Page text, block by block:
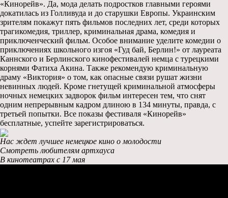
«Кинорейв». Да, мода делать подростков главными героями
докатилась из Голливуда и до старушки Европы. Украинским
зрителям покажут пять фильмов последних лет, среди которых
трагикомедия, триллер, криминальная драма, комедия и
приключенческий фильм. Особое внимание уделите комедии о
приключениях школьного изгоя «Гуд бай, Берлин!» от лауреата
Каннского и Берлинского кинофестивалей немца с турецкими
корнями Фатиха Акина. Также рекомендую криминальную
драму «Виктория» о том, как опасные связи рушат жизни
невинных людей. Кроме гнетущей криминальной атмосферы
ночных немецких задворок фильм интересен тем, что снят
одним непрерывным кадром длиною в 134 минуты, правда, с
третьей попытки. Все показы фестиваля «Кинорейв»
бесплатные, успейте зарегистрироваться.
Нас ждет лучшее немецкое кино о молодости
Смотреть любителям артхауса
В кинотеатрах с 17 мая